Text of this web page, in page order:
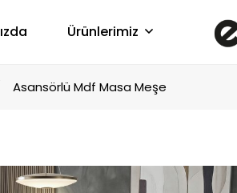
Ürünlerimiz
Asansörlü Mdf Masa Meşe